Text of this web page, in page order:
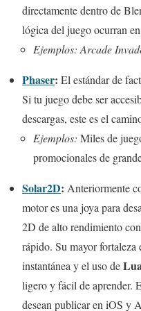
directamente dentro de
lógica del juego ocurran
Ejemplos: Arcade
Phaser: El estándar de
Si tu juego debe ser
descargas, este es el
Ejemplos: Miles de
promocionales de
Solar2D: Anteriormente
motor es una joya para
2D de alto rendimiento
rápido. Su mayor fortaleza
instantánea y el uso de
ligero y fácil de aprender.
desean publicar en iOS y